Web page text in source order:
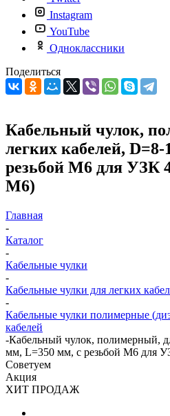
Instagram
YouTube
Одноклассники
Поделиться
Кабельный чулок,
легких кабелей,
резьбой М6 для
М6)
Главная
-
Каталог
-
Кабельные чулки
-
Кабельные чулки для легких
-
Кабельные чулки полимерные
кабелей
-Кабельный чулок, полимерный,
мм, L=350 мм, с резьбой М6
Советуем
Акция
ХИТ ПРОДАЖ